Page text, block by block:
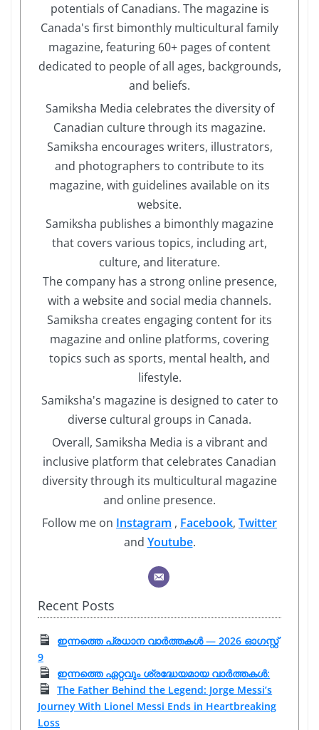
potentials of Canadians. The magazine is
Canada's first bimonthly multicultural family
magazine, featuring 60+ pages of content
dedicated to people of all ages, backgrounds,
and beliefs.
Samiksha Media celebrates the diversity of
Canadian culture through its magazine.
Samiksha encourages writers, illustrators,
and photographers to contribute to its
magazine, with guidelines available on its
website.
Samiksha publishes a bimonthly magazine
that covers various topics, including art,
culture, and literature.
The company has a strong online presence,
with a website and social media channels.
Samiksha creates engaging content for its
magazine and online platforms, covering
topics such as sports, mental health, and
lifestyle.
Samiksha's magazine is designed to cater to
diverse cultural groups in Canada.
Overall, Samiksha Media is a vibrant and
inclusive platform that celebrates Canadian
diversity through its multicultural magazine
and online presence.
Follow me on Instagram , Facebook, Twitter
and Youtube.
Recent Posts
ഇന്നത്തെ പ്രധാന വാർത്തകൾ — 2026 ഓഗസ്റ്റ്
9
ഇന്നത്തെ ഏറ്റവും ശ്രദ്ധേയമായ വാർത്തകൾ:
The Father Behind the Legend: Jorge Messi’s
Journey With Lionel Messi Ends in Heartbreaking
Loss